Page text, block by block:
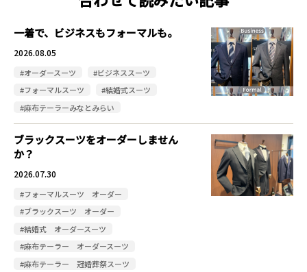
一着で、ビジネスもフォーマルも。
2026.08.05
#オーダースーツ
#ビジネススーツ
#フォーマルスーツ
#結婚式スーツ
#麻布テーラーみなとみらい
ブラックスーツをオーダーしません
か？
2026.07.30
#フォーマルスーツ オーダー
#ブラックスーツ オーダー
#結婚式 オーダースーツ
#麻布テーラー オーダースーツ
#麻布テーラー 冠婚葬祭スーツ